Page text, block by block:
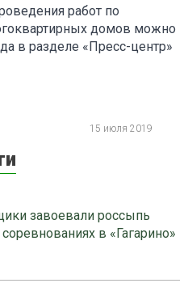
работ по
домов можно
в разделе «Пресс-центр»
15 июля 2019
завоевали россыпь
в «Гагарино»